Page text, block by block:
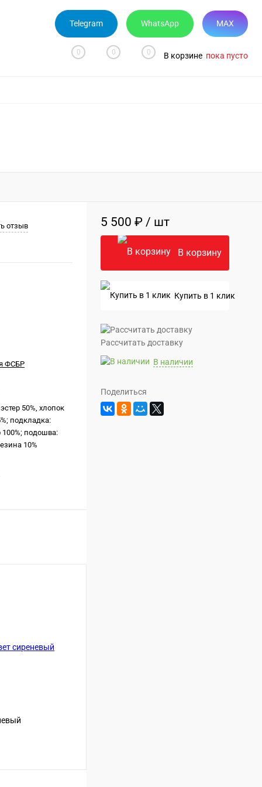
Telegram WhatsApp MAX
0 0 0 В корзине пока пусто
отзыв
ФСБР
50%, хлопок
подкладка:
100%; подошва:
10%
5 500 ₽ / шт
В корзину
Купить в 1 клик
Рассчитать доставку
В наличии
Поделиться